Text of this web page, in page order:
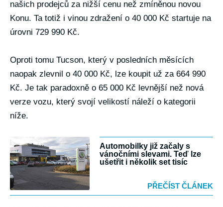
našich prodejců za nižší cenu než zmíněnou novou
Konu. Ta totiž i vinou zdražení o 40 000 Kč startuje na
úrovni 729 990 Kč.
Oproti tomu Tucson, který v posledních měsících
naopak zlevnil o 40 000 Kč, lze koupit už za 664 990
Kč. Je tak paradoxně o 65 000 Kč levnější než nová
verze vozu, který svojí velikostí náleží o kategorii
níže.
Automobilky již začaly s
vánočními slevami. Teď lze
ušetřit i několik set tisíc
PŘEČÍST ČLÁNEK